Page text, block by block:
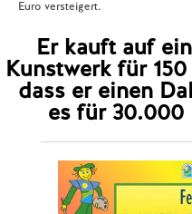
Euro versteigert.
Er kauft auf
Kunstwerk für
dass er einen
es für 30.000